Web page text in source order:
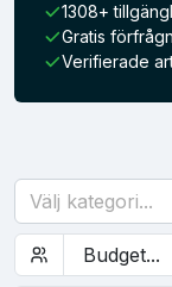
1308+
Gratis
Verifierade
Välj kategori...